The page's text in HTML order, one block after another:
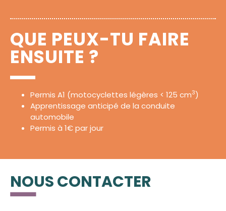
QUE PEUX-TU FAIRE
ENSUITE ?
Permis A1 (motocyclettes légères < 125 cm3)
Apprentissage anticipé de la conduite
automobile
Permis à 1€ par jour
NOUS CONTACTER